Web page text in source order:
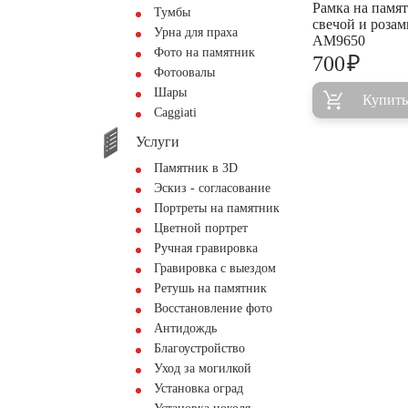
Тумбы
Урна для праха
Фото на памятник
Фотоовалы
Шары
Сaggiati
Услуги
Памятник в 3D
Эскиз - согласование
Портреты на памятник
Цветной портрет
Ручная гравировка
Гравировка с выездом
Ретушь на памятник
Восстановление фото
Антидождь
Благоустройство
Уход за могилкой
Установка оград
Рамка на
свечой и
AM9650
700₽
Купить